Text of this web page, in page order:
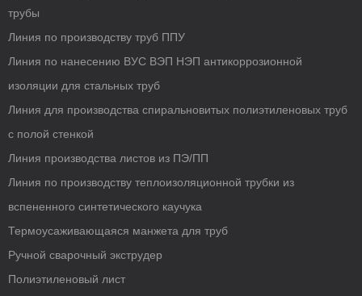
трубы
Линия по производству труб ППУ
Линия по нанесению ВУС ВЭП НЭП антикоррозионной
изоляции для стальных труб
Линия для производства спиральновитых полиэтиленовых труб
с полой стенкой
Линия производства листов из ПЭ/ПП
Линия по производству теплоизоляционной трубки из
вспененного синтетического каучука
Термоусаживающаяся манжета для труб
Ручной сварочный экструдер
Полиэтиленовый лист